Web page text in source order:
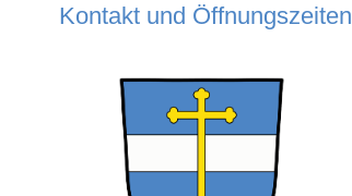
Kontakt und Öffnungszeiten